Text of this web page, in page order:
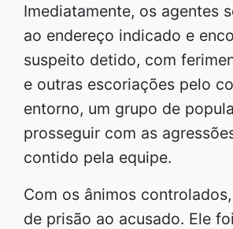
Imediatamente, os agentes
ao endereço indicado e
suspeito detido, com
e outras escoriações pelo
entorno, um grupo de
prosseguir com as
contido pela equipe.
Com os ânimos
de prisão ao acusado. Ele